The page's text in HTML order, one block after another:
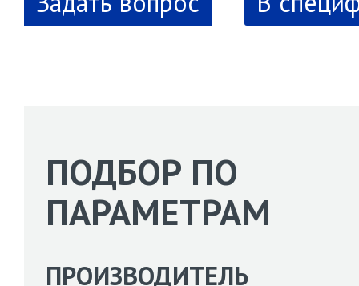
ПОДБОР ПО
ПАРАМЕТРАМ
ПРОИЗВОДИТЕЛЬ